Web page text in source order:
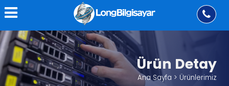
Ürün Detay
Ana Sayfa > Ürünlerimiz